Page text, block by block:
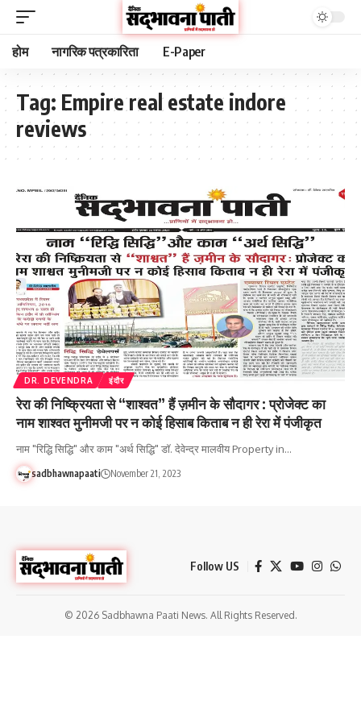
होम नागरिक पत्रकारिता E-Paper
Tag: Empire real estate indore
reviews
DR. DEVENDRA इंदौर
रेरा की निष्क्रियता से “शाश्वत” हैं ज़मीन के सौदागर : प्रोजेक्ट का
नाम शाश्वत मुनीमजी पर न कोई हिसाब किताब न ही रेरा में पंजीकृत
नाम "रिद्धि सिद्धि" और काम "अर्थ सिद्धि" डॉ. देवेन्द्र मालवीय Property in…
sadbhawnapaati November 21, 2023
Follow US
© 2026 Sadbhawna Paati News. All Rights Reserved.